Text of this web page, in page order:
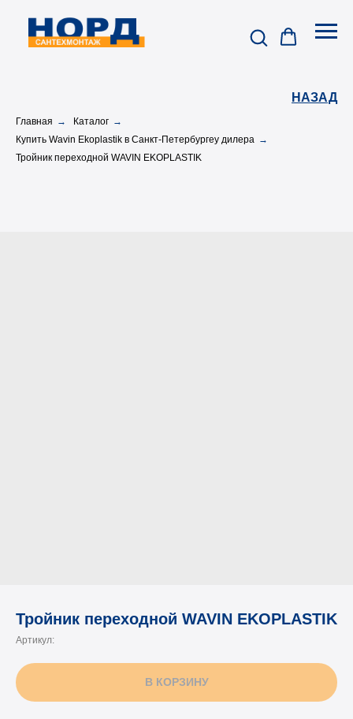
НАЗАД
Главная → Каталог →
Купить Wavin Ekoplastik в Санкт-Петербургеу дилера →
Тройник переходной WAVIN EKOPLASTIK
Тройник переходной WAVIN EKOPLASTIK
Артикул:
В КОРЗИНУ